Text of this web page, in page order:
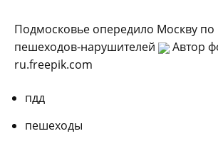
Подмосковье опередило Москву по
пешеходов-нарушителей
Автор
ru.freepik.com
пдд
пешеходы